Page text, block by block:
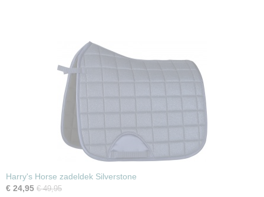
Harry's Horse zadeldek Silverstone
€ 24,95 € 49,95